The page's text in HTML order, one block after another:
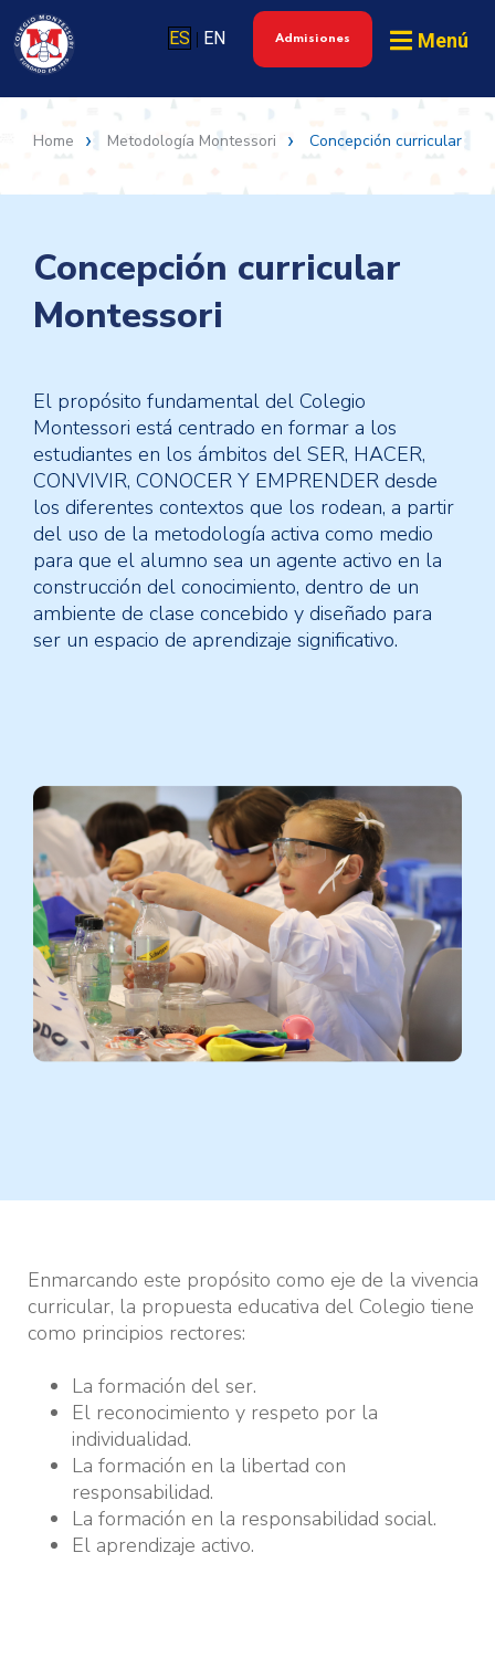
ES | EN Admisiones Menú
Home Metodología Montessori Concepción curricular
Concepción curricular
Montessori
El propósito fundamental del Colegio
Montessori está centrado en formar a los
estudiantes en los ámbitos del SER, HACER,
CONVIVIR, CONOCER Y EMPRENDER desde
los diferentes contextos que los rodean, a partir
del uso de la metodología activa como medio
para que el alumno sea un agente activo en la
construcción del conocimiento, dentro de un
ambiente de clase concebido y diseñado para
ser un espacio de aprendizaje significativo.
Enmarcando este propósito como eje de la vivencia
curricular, la propuesta educativa del Colegio tiene
como principios rectores:
La formación del ser.
El reconocimiento y respeto por la
individualidad.
La formación en la libertad con
responsabilidad.
La formación en la responsabilidad social.
El aprendizaje activo.